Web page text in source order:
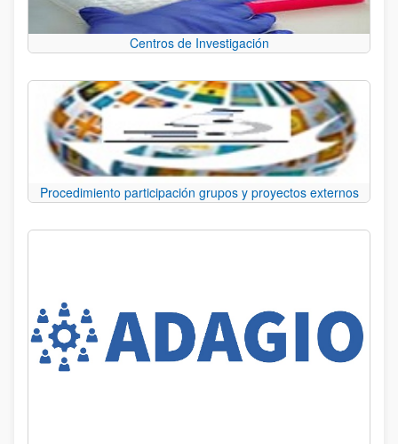
Centros de Investigación
Procedimiento participación grupos y proyectos externos